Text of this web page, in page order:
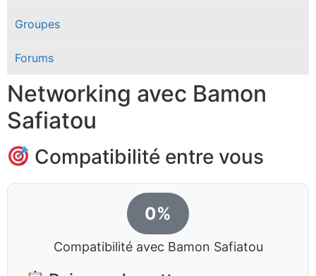
Groupes
Forums
Networking avec Bamon
Safiatou
Compatibilité entre vous
0%
Compatibilité avec Bamon Safiatou